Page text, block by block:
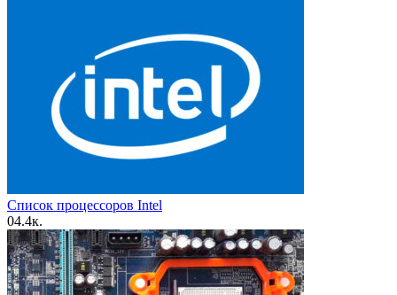
Список процессоров Intel
04.4к.